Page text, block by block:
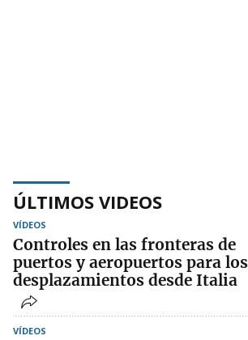
ÚLTIMOS VIDEOS
VÍDEOS
Controles en las fronteras de
puertos y aeropuertos para los
desplazamientos desde Italia
VÍDEOS